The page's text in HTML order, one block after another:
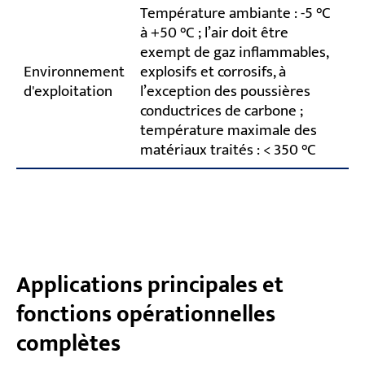
Environnement
d'exploitation
Température ambiante : -5 °C
à +50 °C ; l’air doit être
exempt de gaz inflammables,
explosifs et corrosifs, à
l’exception des poussières
conductrices de carbone ;
température maximale des
matériaux traités : < 350 °C
Applications principales et
fonctions opérationnelles
complètes